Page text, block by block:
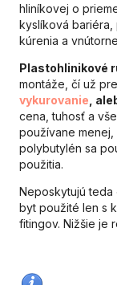
hliníkovej o
kyslíková
kúrenia a
Plastohlinikové
montáže, čí už pre
vykurovanie ,
cena, tuhosť a
používane menej,
polybutylén sa
použitia.
Neposkytujú teda
byt použité len s
fitingov. Nižšie je